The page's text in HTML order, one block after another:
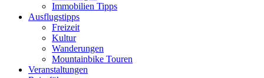
Immobilien Tipps
Ausflugstipps
Freizeit
Kultur
Wanderungen
Mountainbike Touren
Veranstaltungen